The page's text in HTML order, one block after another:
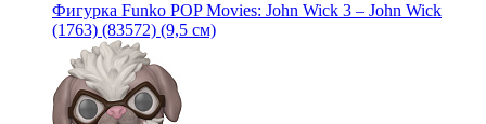
Фигурка Funko POP Movies: John Wick 3 – John Wick
(1763) (83572) (9,5 см)